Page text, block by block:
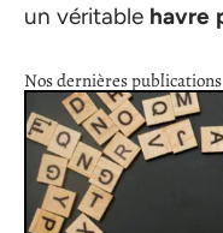
un véritable havre
Nos dernières publications